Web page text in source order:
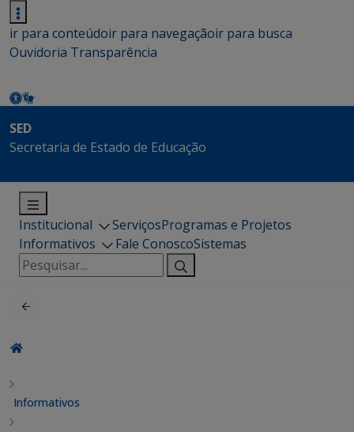
ir para conteúdoir para navegaçãoir para busca
Ouvidoria Transparência
SED
Secretaria de Estado de Educação
Institucional ServiçosProgramas e Projetos
Informativos
Fale ConoscoSistemas
Pesquisar
por:
Informativos